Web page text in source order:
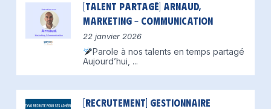
[Talent partagé] Arnaud,
Marketing – Communication
22 janvier 2026
Parole à nos talents en temps partagé
Aujourd’hui, ...
[Recrutement] Gestionnaire